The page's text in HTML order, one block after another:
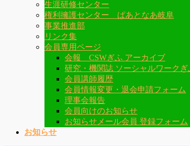
生涯研修センター
権利擁護センター ぱあとなあ岐阜
事業推進部
リンク集
会員専用ページ
会報 CSWぎふ アーカイブ
研究・機関誌 ソーシャルワークぎ
会員講師履歴
会員情報変更・退会申請フォーム
理事会報告
会員向けのお知らせ
お知らせメール会員 登録フォーム
お知らせ